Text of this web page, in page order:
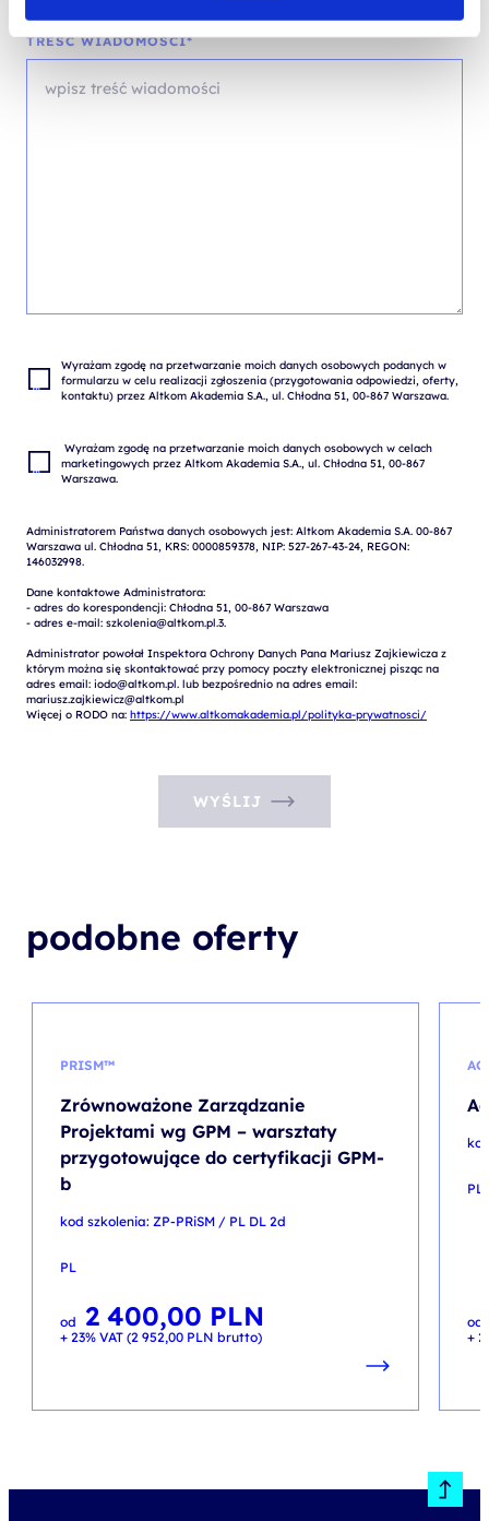
TREŚĆ WIADOMOŚCI*
Wyrażam zgodę na przetwarzanie moich danych osobowych podanych w
formularzu w celu realizacji zgłoszenia (przygotowania odpowiedzi, oferty,
marketingowych przez Altkom Akademia S.A., ul. Chłodna 51, 00-867
Administratorem Państwa danych osobowych jest: Altkom Akademia S.A. 00-867
Warszawa ul. Chłodna 51, KRS: 0000859378, NIP: 527-267-43-24, REGON:
146032998.
Dane kontaktowe Administratora:
- adres do korespondencji: Chłodna 51, 00-867 Warszawa
- adres e-mail: szkolenia@altkom.pl.3.
Administrator powołał Inspektora Ochrony Danych Pana Mariusz Zajkiewicza z
którym można się skontaktować przy pomocy poczty elektronicznej pisząc na
adres email: iodo@altkom.pl. lub bezpośrednio na adres email:
mariusz.zajkiewicz@altkom.pl
Więcej o RODO na: https://www.altkomakademia.pl/polityka-prywatnosci/
WYŚLIJ
podobne oferty
PRISM™
Zrównoważone Zarządzanie
Projektami wg GPM – warsztaty
przygotowujące do certyfikacji GPM-
b
kod szkolenia: ZP-PRiSM / PL DL 2d
PL
od 2 400,00 PLN
+ 23% VAT (2 952,00 PLN brutto)
PL
od
+